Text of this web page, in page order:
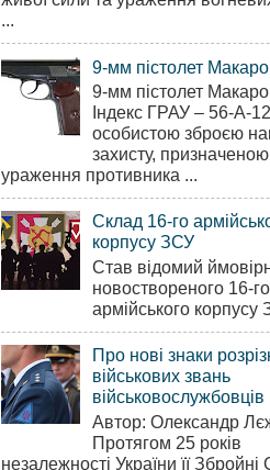
...
9-мм пістолет
9-мм пістолет
Індекс ГРАУ – 56-А-
особистою зброєю
захисту,
ураження противника ...
Склад 16-го
корпусу ЗСУ
Став відомий
новоствореного 16-го
армійського корпусу
Про нові знаки
військових звань
військовослужбовців
Автор: Олександр
Протягом 25 років
незалежності України її Збройні